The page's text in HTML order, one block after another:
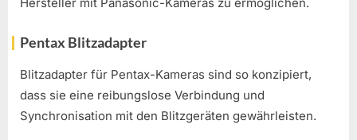
Pentax Blitzadapter
Blitzadapter für Pentax-Kameras sind so konzipiert,
dass sie eine reibungslose Verbindung und
Synchronisation mit den Blitzgeräten gewährleisten.